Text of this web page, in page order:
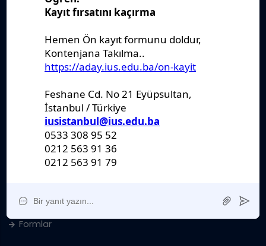
Önemli Belgeler
Stratejik Plan
IUS Statüs
Yönetmelikler
Kanunlar
Kararlar
Raporlar
Formlar